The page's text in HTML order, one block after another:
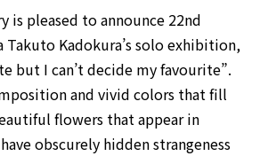
is pleased to announce 22nd
Takuto Kadokura’s solo exhibition,
but I can’t decide my favourite”.
and vivid colors that fill
flowers that appear in
obscurely hidden strangeness